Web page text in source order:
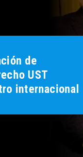
de
UST
internacional